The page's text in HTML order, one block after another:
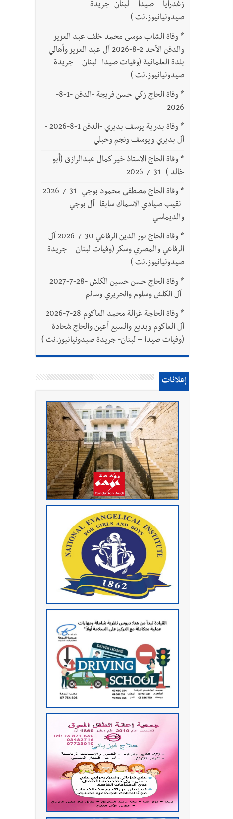
زغدرايا – صيدا – لبنان- جريدة
صيدونيانيوز.نت )
* وفاة الشاب موسى محمد خلف عبد العزيز
والدفن الأحد 2-8-2026 آل عبد العزيز وأهالي
بلدة العلمانية (وفيات صيدا- لبنان – جريدة
صيدونيانيوز.نت )
*
وفاة الحاج زكي حسن فريجة -الدفن -1-8-
2026
*
وفاة بدرية يوسف بديري -الدفن 1-8-2026 -
آل بديري ويوسف ونجم وحبلي
* وفاة الحاج الاستاذ خير كمال عبدالرازق (أبو
خالد ) -31-7-2026
*
وفاة الحاج مصطفى محمود بوجي -31-7-2026
-نقيب صيادي الاسماك سابقا -آل بوجي
والديماسي
*
وفاة الحاج نور الدين الرفاعي 30-7-2026 آل
الرفاعي والمصري وسكر (وفيات لبنان – جريدة
صيدونيانيوز.نت )
*
وفاة الحاج حسن حسين الكلش -28-7-2027
-آل الكلش وسلوم والحريري وسالم
*
وفاة الحاجة غزالة محمد العاكوم 28-7-2026
آل العاكوم وبديع والسبع أعين والحاج شحادة
(وفيات صيدا – لبنان- جريدة صيدونيانيوز.نت )
إعلانات